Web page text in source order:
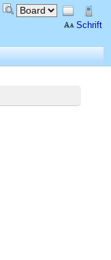
Schrift